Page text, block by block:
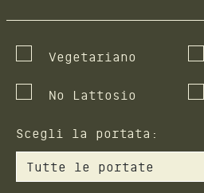
Vegetariano
No Lattosio
Scegli la portata: